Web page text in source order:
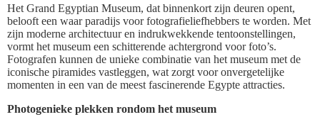
Het Grand Egyptian Museum, dat binnenkort zijn deuren opent,
belooft een waar paradijs voor fotografieliefhebbers te worden. Met
zijn moderne architectuur en indrukwekkende tentoonstellingen,
vormt het museum een schitterende achtergrond voor foto’s.
Fotografen kunnen de unieke combinatie van het museum met de
iconische piramides vastleggen, wat zorgt voor onvergetelijke
momenten in een van de meest fascinerende Egypte attracties.
Photogenieke plekken rondom het museum